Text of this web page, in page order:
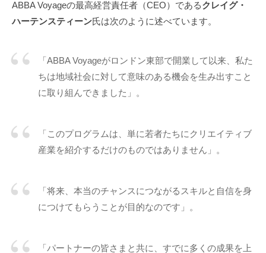
ABBA Voyageの最高経営責任者（CEO）であるクレイグ・
ハーテンスティーン氏は次のように述べています。
「ABBA Voyageがロンドン東部で開業して以来、私た
ちは地域社会に対して意味のある機会を生み出すこと
に取り組んできました」。
「このプログラムは、単に若者たちにクリエイティブ
産業を紹介するだけのものではありません」。
「将来、本当のチャンスにつながるスキルと自信を身
につけてもらうことが目的なのです」。
「パートナーの皆さまと共に、すでに多くの成果を上